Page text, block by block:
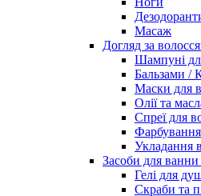
Масаж
Догляд за
Шампуні
Бальзами /
Маски для
Олії та
Спреї для
Укладання
Засоби для
Гелі для
Скраби та